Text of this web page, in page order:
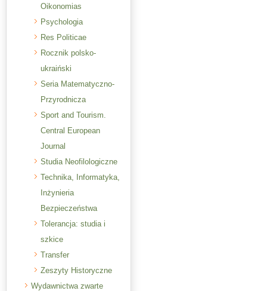
Oikonomias
Psychologia
Res Politicae
Rocznik polsko-
ukraiński
Seria Matematyczno-
Przyrodnicza
Sport and Tourism.
Central European
Journal
Studia Neofilologiczne
Technika, Informatyka,
Inżynieria
Bezpieczeństwa
Tolerancja: studia i
szkice
Transfer
Zeszyty Historyczne
Wydawnictwa zwarte